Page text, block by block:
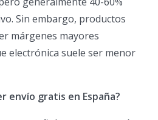
Sin embargo, productos
márgenes mayores
electrónica suele ser menor
envío gratis en España?